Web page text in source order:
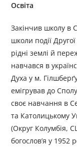
Освіта
Закінчив школу в
школи події
рідні землі й
навчався в
Духа у м.
емігрував до
своє навчання в
та Католицькому
(Округ Колумбія,
богослов’я у 1952